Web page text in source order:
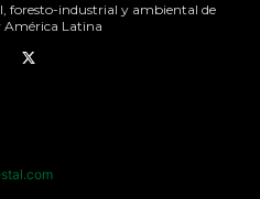
foresto-industrial y ambiental de
Latina